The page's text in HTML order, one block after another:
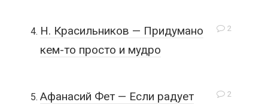
2
Н. Красильников — Придумано
кем-то просто и мудро
2
Афанасий Фет — Если радует